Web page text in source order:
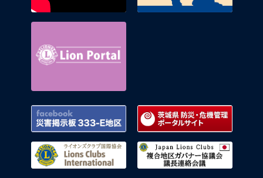
Facebook 災害掲示板 333-E地区
ライオンズクラブ国際協会